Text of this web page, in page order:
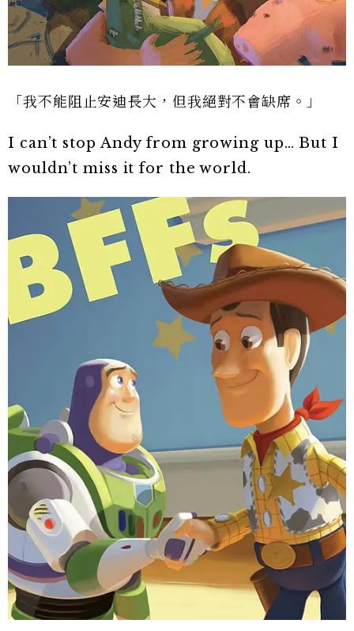
「我不能阻止安迪長大，但我絕對不會缺席。」
I can’t stop Andy from growing up… But I
wouldn’t miss it for the world.